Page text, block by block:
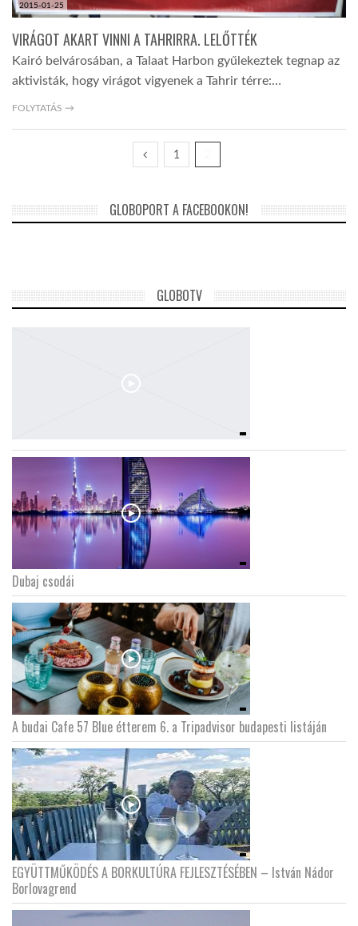
2015-01-25
VIRÁGOT AKART VINNI A TAHRIRRA. LELŐTTÉK
Kairó belvárosában, a Talaat Harbon gyűlekeztek tegnap az
aktivisták, hogy virágot vigyenek a Tahrir térre:…
FOLYTATÁS →
1
GLOBOPORT A FACEBOOKON!
GLOBOTV
Dubaj csodái
A budai Cafe 57 Blue étterem 6. a Tripadvisor budapesti listáján
EGYÜTTMŰKÖDÉS A BORKULTÚRA FEJLESZTÉSÉBEN – István Nádor
Borlovagrend